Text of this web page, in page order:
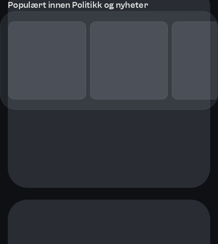
Populært innen Politikk og nyheter